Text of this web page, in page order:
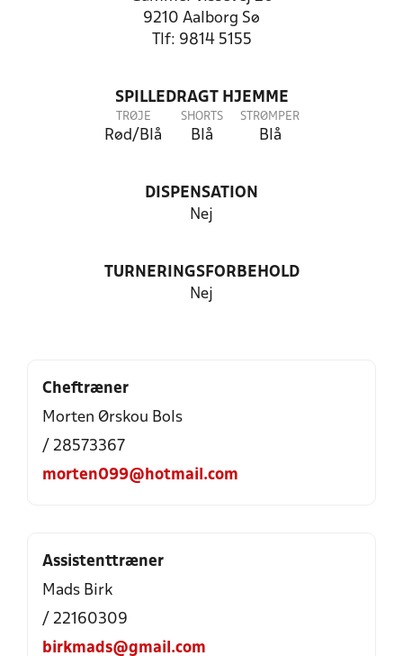
9210 Aalborg Sø
Tlf: 9814 5155
SPILLEDRAGT HJEMME
TRØJE
Rød/Blå
SHORTS
Blå
STRØMPER
Blå
DISPENSATION
Nej
TURNERINGSFORBEHOLD
Nej
Cheftræner
Morten Ørskou Bols
/ 28573367
morten099@hotmail.com
Assistenttræner
Mads Birk
/ 22160309
birkmads@gmail.com